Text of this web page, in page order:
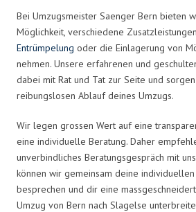
Bei Umzugsmeister Saenger Bern bieten
Möglichkeit, verschiedene
Entrümpelung oder die Einlagerung von
nehmen. Unsere erfahrenen und
dabei mit Rat und Tat zur Seite und
reibungslosen Ablauf deines Umzugs.
Wir legen grossen Wert auf eine
eine individuelle Beratung. Daher
unverbindliches Beratungsgespräch mit
können wir gemeinsam deine
besprechen und dir eine
Umzug von Bern nach Slagelse